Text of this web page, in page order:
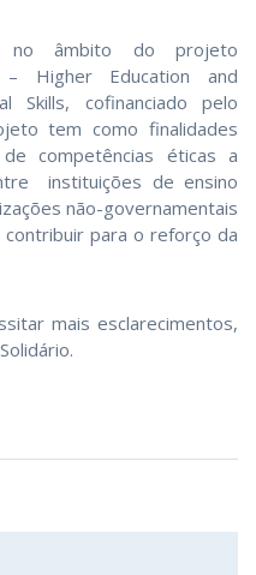
no âmbito do projeto
– Higher Education and
Skills, cofinanciado pelo
tem como finalidades
competências éticas a
instituições de ensino
não-governamentais
para o reforço da
mais esclarecimentos,